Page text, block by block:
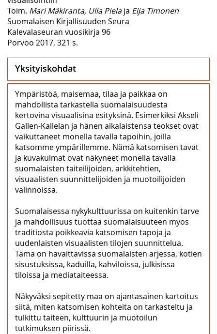
Toim. Mari Mäkiranta, Ulla Pielaja Eija Timonen
Suomalaisen Kirjallisuuden Seura
Kalevalaseuran vuosikirja 96
Porvoo 2017, 321 s.
Yksityiskohdat
Ympäristöä, maisemaa, tilaa ja paikkaa on
mahdollista tarkastella suomalaisuudesta
kertovina visuaalisina esityksinä. Esimerkiksi Akseli
Gallen-Kallelan ja hänen aikalaistensa teokset ovat
vaikuttaneet monella tavalla tapoihin, joilla
katsomme ympärillemme. Nämä katsomisen tavat
ja kuvakulmat ovat näkyneet monella tavalla
suomalaisten taiteilijoiden, arkkitehtien,
visuaalisten suunnittelijoiden ja muotoilijoiden
valinnoissa.
Suomalaisessa nykykulttuurissa on kuitenkin tarve
ja mahdollisuus tuottaa suomalaisuuteen myös
traditiosta poikkeavia katsomisen tapoja ja
uudenlaisten visuaalisten tilojen suunnittelua.
Tämä on havaittavissa suomalaisten arjessa, kotien
sisustuksissa, kaduilla, kahviloissa, julkisissa
tiloissa ja mediataiteessa.
Näkyväksi sepitetty maa on ajantasainen kartoitus
siitä, miten katsomisen kohteita on tarkasteltu ja
tulkittu taiteen, kulttuurin ja muotoilun
tutkimuksen piirissä.